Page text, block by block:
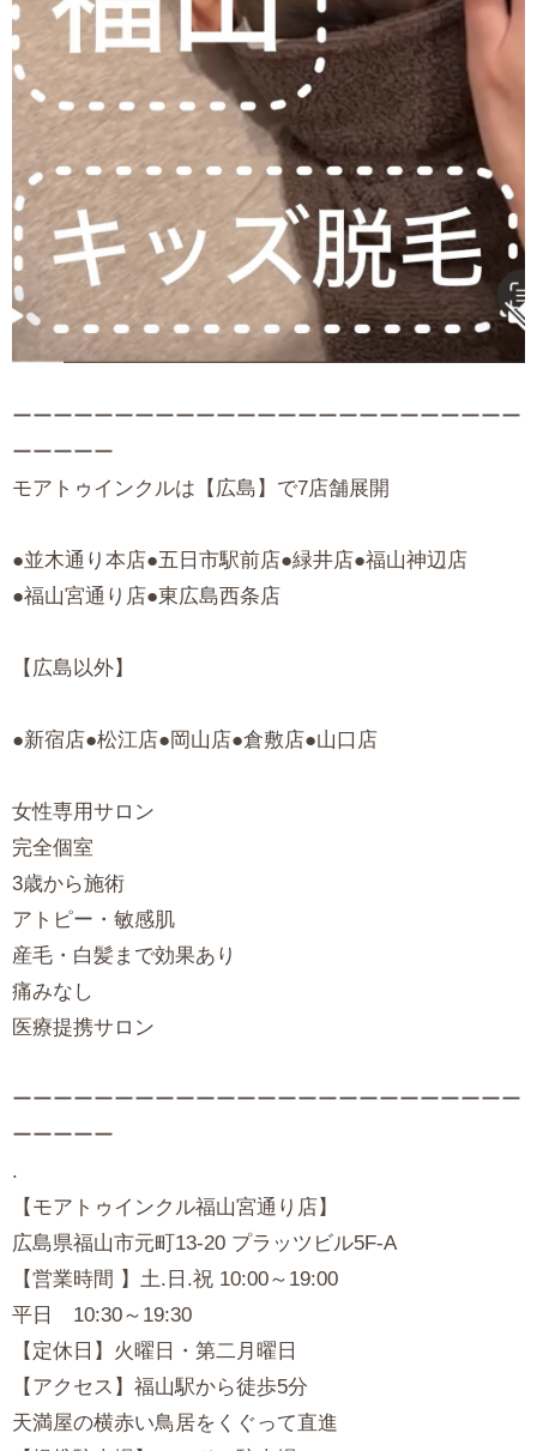
ーーーーーーーーーーーーーーーーーーーーーーーーー
ーーーーー
モアトゥインクルは【広島】で7店舗展開
●並木通り本店●五日市駅前店●緑井店●福山神辺店
●福山宮通り店●東広島西条店
【広島以外】
●新宿店●松江店●岡山店●倉敷店●山口店
女性専用サロン
完全個室
3歳から施術
アトピー・敏感肌
産毛・白髪まで効果あり
痛みなし
医療提携サロン
ーーーーーーーーーーーーーーーーーーーーーーーーー
ーーーーー
.
【モアトゥインクル福山宮通り店】
広島県福山市元町13-20 プラッツビル5F-A
【営業時間 】土.日.祝 10:00～19:00
平日 10:30～19:30
【定休日】火曜日・第二月曜日
【アクセス】福山駅から徒歩5分
天満屋の横赤い鳥居をくぐって直進